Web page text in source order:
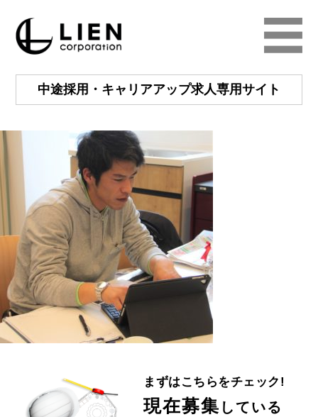
中途採用・キャリアアップ求人専用サイト
まずはこちらをチェック!
現在募集 している